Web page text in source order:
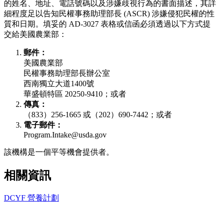
的姓名、地址、電話號碼以及涉嫌歧視行為的書面描述，其詳
細程度足以告知民權事務助理部長 (ASCR) 涉嫌侵犯民權的性
質和日期。填妥的 AD-3027 表格或信函必須透過以下方式提
交給美國農業部：
郵件：
美國農業部
民權事務助理部長辦公室
西南獨立大道1400號
華盛頓特區 20250-9410；或者
傳真：
（833）256-1665 或（202）690-7442；或者
電子郵件：
Program.Intake@usda.gov
該機構是一個平等機會提供者。
相關資訊
DCYF 營養計劃